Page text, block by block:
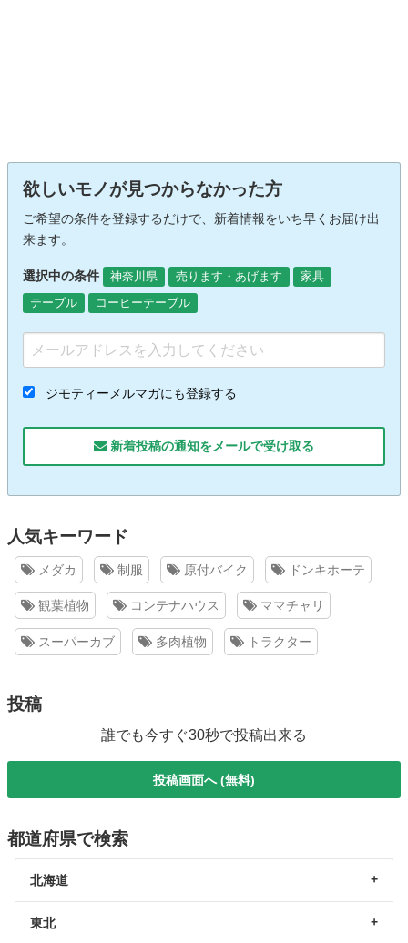
欲しいモノが見つからなかった方
ご希望の条件を登録するだけで、新着情報をいち早くお届け出
来ます。
選択中の条件 神奈川県 売ります・あげます
家具
テーブル
コーヒーテーブル
ジモティーメルマガにも登録する
新着投稿の通知をメールで受け取る
人気キーワード
メダカ 制服 原付バイク ドンキホーテ
観葉植物 コンテナハウス ママチャリ
スーパーカブ 多肉植物 トラクター
投稿
誰でも今すぐ30秒で投稿出来る
投稿画面へ (無料)
都道府県で検索
北海道
東北